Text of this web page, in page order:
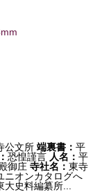
公文所 端裏書：平
恐惶謹言 人名：平
御庄 寺社名：東寺
ニオンカタログへ
大史料編纂所...